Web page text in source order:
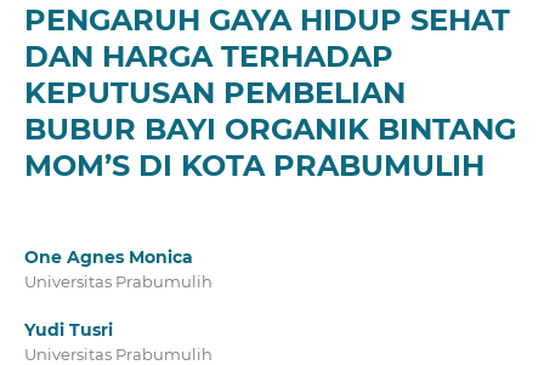
PENGARUH GAYA HIDUP SEHAT
DAN HARGA TERHADAP
KEPUTUSAN PEMBELIAN
BUBUR BAYI ORGANIK BINTANG
MOM’S DI KOTA PRABUMULIH
One Agnes Monica
Universitas Prabumulih
Yudi Tusri
Universitas Prabumulih